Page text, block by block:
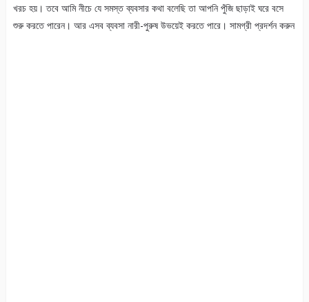
খরচ হয়। তবে আমি নীচে যে সমস্ত ব্যবসার কথা বলেছি তা আপনি পুঁজি ছাড়াই ঘরে বসে
শুরু করতে পারেন। আর এসব ব্যবসা নারী-পুরুষ উভয়েই করতে পারে। সামগ্রী প্রদর্শন করুন